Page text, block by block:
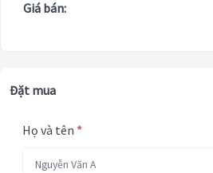
Giá bán:
Đặt mua
Họ và tên *